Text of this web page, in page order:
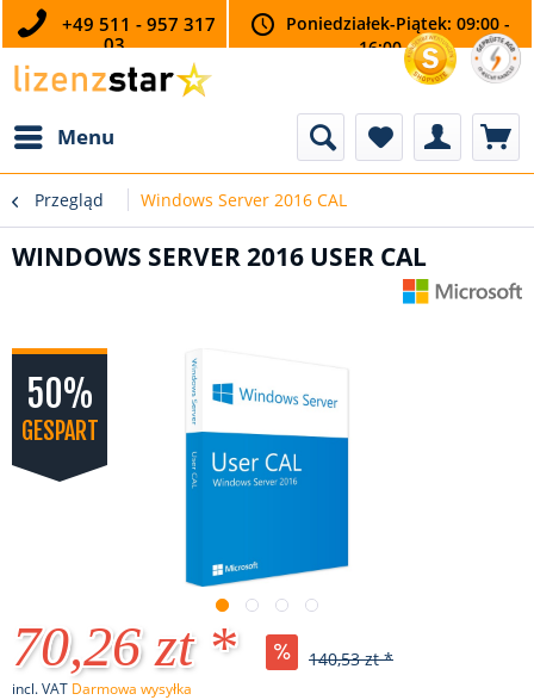
+49 511 - 957 317
03
Poniedziałek-Piątek: 09:00 -
16:00
Menu
Przegląd Windows Server 2016 CAL
WINDOWS SERVER 2016 USER CAL
50%
GESPART
70,26 zt * 140,53 zt *
incl. VAT Darmowa wysyłka